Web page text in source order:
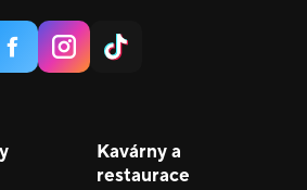
Kavárny a
restaurace